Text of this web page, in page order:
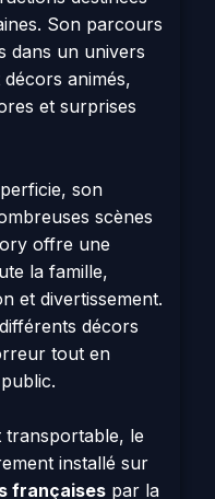
Son parcours
dans un univers
animés,
et surprises
son
scènes
offre une
la famille,
et divertissement.
décors
tout en
transportable, le
installé sur
françaises par la